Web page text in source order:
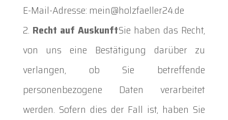
E-Mail-Adresse: mein@holzfaeller24.de
Recht auf AuskunftSie haben das Recht,
von uns eine Bestätigung darüber zu
verlangen, ob Sie betreffende
personenbezogene Daten verarbeitet
werden. Sofern dies der Fall ist, haben Sie